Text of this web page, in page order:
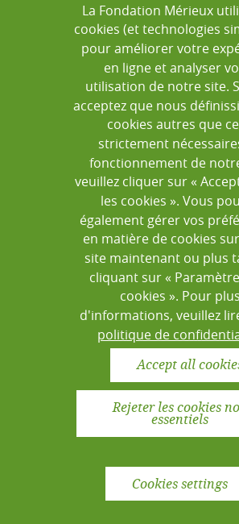
Sécurité
Limitation de
Mises à jour
Données statistiques de
Mentions légales du site www.lab-
rédigées le 8 juin 2017.
MENTIONS LÉGALES
© 2026 Fondation Mérieux. Tous
réservés.
La Fondation Mérieux
cookies (et technologies
pour améliorer votre
en ligne et analyser
utilisation de notre site.
acceptez que nous
cookies autres que
strictement
fonctionnement de
veuillez cliquer sur «
les cookies ». Vous
également gérer vos
en matière de cookies
site maintenant ou plus
cliquant sur «
cookies ». Pour plus
d'informations, veuillez
politique de
Accept all
Rejeter les cookies
essentiels
Cookies settings